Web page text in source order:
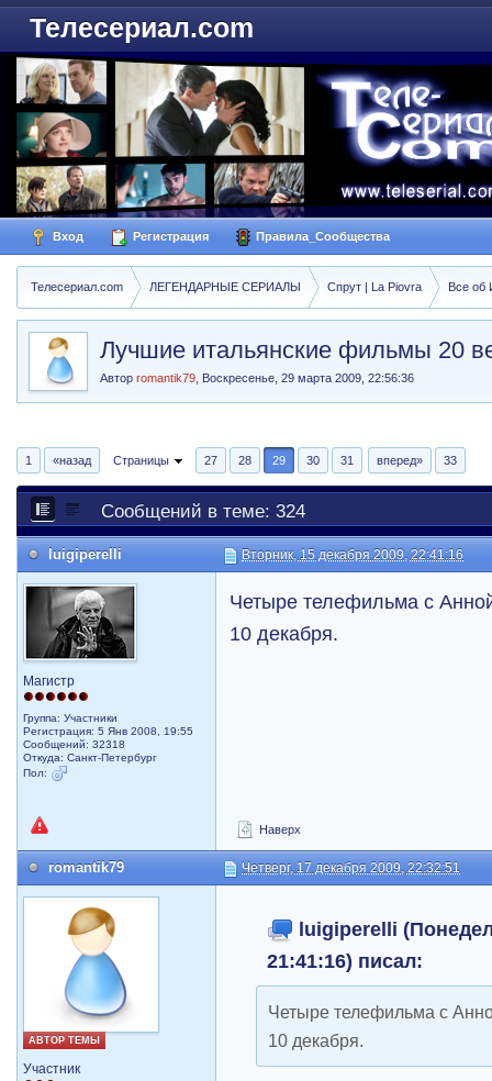
Телесериал.com
Вход Регистрация Правила_Сообщества
Телесериал.com ЛЕГЕНДАРНЫЕ СЕРИАЛЫ Спрут | La Piovra Все об
Лучшие итальянские фильмы 20
Авторromantik79 Воскресенье, 29 марта 2009, 22:56:36
1 «назад Страницы 27 28 29 30 31 вперед» 33
Сообщений в теме: 324
luigiperelli Вторник, 15 декабря 2009, 22:41:16
Магистр
Группа: Участники
Регистрация: 5 Янв 2008, 19:55
Сообщений: 32318
Откуда: Санкт-Петербург
Пол:
Четыре телефильма с
10 декабря.
Наверх
romantik79 Четверг, 17 декабря 2009, 22:32:51
АВТОР ТЕМЫ
Участник
luigiperelli
21:41:16) писал:
Четыре телефильма с
10 декабря.